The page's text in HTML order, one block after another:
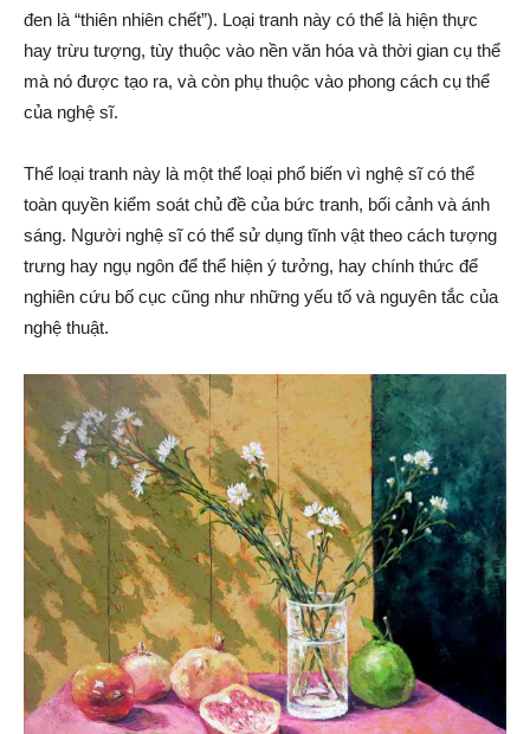
đen là “thiên nhiên chết”). Loại tranh này có thể là hiện thực
hay trừu tượng, tùy thuộc vào nền văn hóa và thời gian cụ thể
mà nó được tạo ra, và còn phụ thuộc vào phong cách cụ thể
của nghệ sĩ.
Thể loại tranh này là một thể loại phổ biến vì nghệ sĩ có thể
toàn quyền kiểm soát chủ đề của bức tranh, bối cảnh và ánh
sáng. Người nghệ sĩ có thể sử dụng tĩnh vật theo cách tượng
trưng hay ngụ ngôn để thể hiện ý tưởng, hay chính thức để
nghiên cứu bố cục cũng như những yếu tố và nguyên tắc của
nghệ thuật.